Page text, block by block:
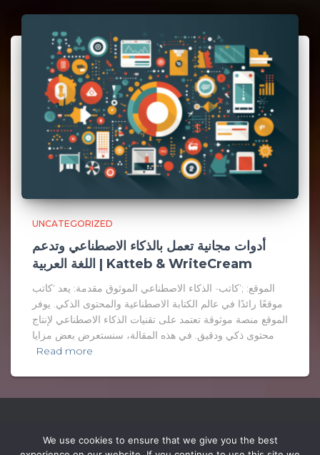
UNCATEGORIZED
أدوات مجانية تعمل بالذكاء الاصطناعي وتدعم
اللغة العربية | Katteb & WriteCream
الموقع: ;’كاتب- الذكاء الاصطناعي الموثوق مقدمة: يعد ‘كاتب
موقعًا رائدًا في عالم الكتابة الاصطناعية والمحتوى الذكي. يوفر
الموقع منصة موثوقة تعتمد على تقنيات الذكاء الاصطناعي لإنتاج
محتوى ذكي ودقيق. في هذه المقالة، سنستعرض بعض مزايا
Read more
We use cookies to ensure that we give you the best